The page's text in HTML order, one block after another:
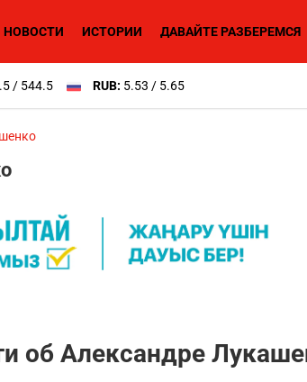
НОВОСТИ ИСТОРИИ ДАВАЙТЕ РАЗБЕРЕМСЯ
/ 544.5 RUB: 5.53 / 5.65
об Александре